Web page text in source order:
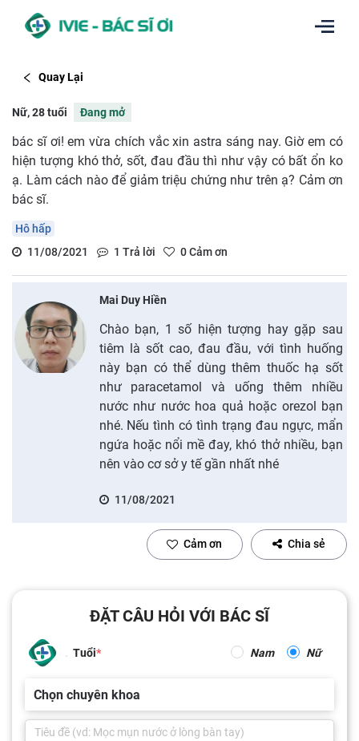
Quay Lại
Nữ, 28 tuổi Đang mở
bác sĩ ơi! em vừa chích vắc xin astra sáng nay. Giờ em có
hiện tượng khó thở, sốt, đau đầu thì như vậy có bất ổn ko
ạ. Làm cách nào để giảm triệu chứng như trên ạ? Cảm ơn
bác sĩ.
Hô hấp
11/08/2021
1 Trả lời 0Cảm ơn
Mai Duy Hiền
Chào bạn, 1 số hiện tượng hay gặp sau
tiêm là sốt cao, đau đầu, với tình huống
này bạn có thể dùng thêm thuốc hạ sốt
như paracetamol và uống thêm nhiều
nước như nước hoa quả hoặc orezol bạn
nhé. Nếu tình có tình trạng đau ngực, mẩn
ngứa hoặc nổi mề đay, khó thở nhiều, bạn
nên vào cơ sở y tế gần nhất nhé
11/08/2021
Cảm ơn Chia sẻ
ĐẶT CÂU HỎI VỚI BÁC SĨ
Tuổi Nam Nữ
Chọn chuyên khoa